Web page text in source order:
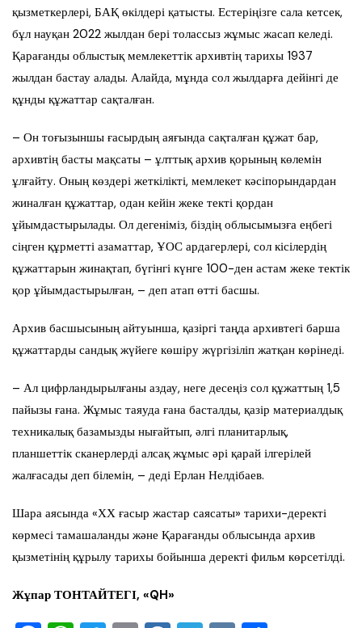
қызметкерлері, БАҚ өкілдері қатысты. Естеріңізге сала кетсек,
бұл науқан 2022 жылдан бері толассыз жұмыс жасап келеді.
Қарағанды облыстық мемлекеттік архивтің тарихы 1937
жылдан бастау алады. Алайда, мұнда сол жылдарға дейінгі де
құнды құжаттар сақталған.
– Он тоғызыншы ғасырдың аяғында сақталған құжат бар,
архивтің басты мақсаты – ұлттық архив қорының көлемін
ұлғайту. Оның көздері жеткілікті, мемлекет кәсіпорындардан
жиналған құжаттар, одан кейін жеке текті қордан
ұйымдастырылады. Ол дегеніміз, біздің облысымызға еңбегі
сіңген құрметті азаматтар, ҰОС ардагерлері, сол кісілердің
құжаттарын жинақтап, бүгінгі күнге 100-ден астам жеке тектік
қор ұйымдастырылған, – деп атап өтті басшы.
Архив басшысының айтуынша, қазіргі таңда архивтегі барша
құжаттарды сандық жүйеге көшіру жүргізіліп жатқан көрінеді.
– Ал цифрландырылғаны аздау, неге десеңіз сол құжаттың 1,5
пайызы ғана. Жұмыс таяуда ғана басталды, қазір материалдық
техникалық базамызды нығайтып, әлгі планитарлық,
планшеттік сканерлерді алсақ жұмыс әрі қарай ілгерілей
жалғасады деп білемін, – деді Ерлан Нелдібаев.
Шара аясында «ХХ ғасыр жастар саясаты» тарихи-деректі
көрмесі тамашаланды және Қарағанды облысында архив
қызметінің құрылу тарихы бойынша деректі фильм көрсетілді.
Жұпар ТОНТАЙТЕГІ, «QH»